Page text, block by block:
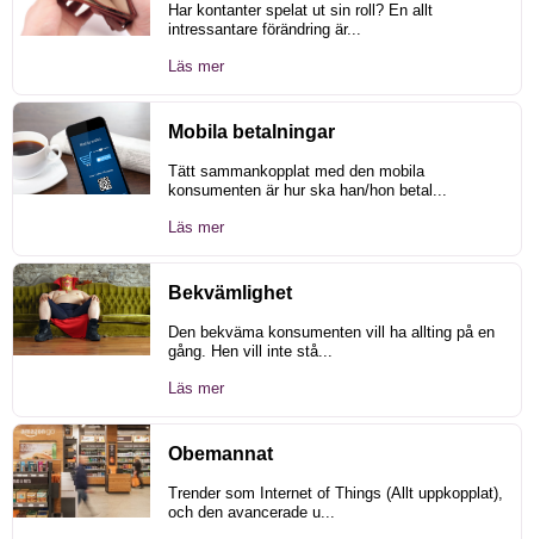
Har kontanter spelat ut sin roll? En allt
intressantare förändring är...
Läs mer
Mobila betalningar
Tätt sammankopplat med den mobila
konsumenten är hur ska han/hon betal...
Läs mer
Bekvämlighet
Den bekväma konsumenten vill ha allting på en
gång. Hen vill inte stå...
Läs mer
Obemannat
Trender som Internet of Things (Allt uppkopplat),
och den avancerade u...